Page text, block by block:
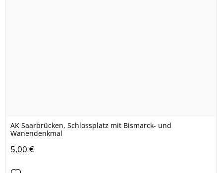
AK Saarbrücken, Schlossplatz mit Bismarck- und
Wanendenkmal
5,00 €